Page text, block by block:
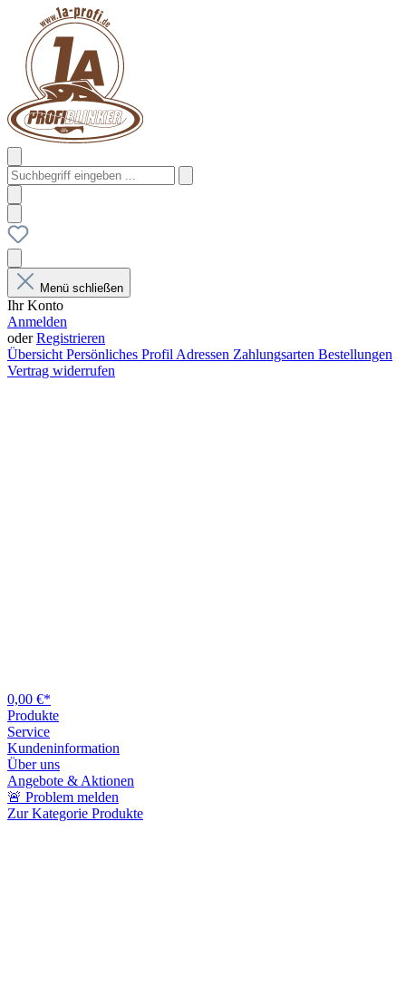
Menü schließen
Ihr Konto
Anmelden
oderRegistrieren
Übersicht Persönliches Profil Adressen Zahlungsarten Bestellungen
Vertrag widerrufen
0,00 €*
Produkte
Service
Kundeninformation
Über uns
Angebote & Aktionen
🚨 Problem melden
Zur Kategorie Produkte